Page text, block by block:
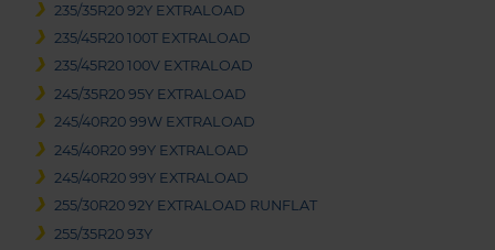
235/35R20 92Y EXTRALOAD
235/45R20 100T EXTRALOAD
235/45R20 100V EXTRALOAD
245/35R20 95Y EXTRALOAD
245/40R20 99W EXTRALOAD
245/40R20 99Y EXTRALOAD
245/40R20 99Y EXTRALOAD
255/30R20 92Y EXTRALOAD RUNFLAT
255/35R20 93Y